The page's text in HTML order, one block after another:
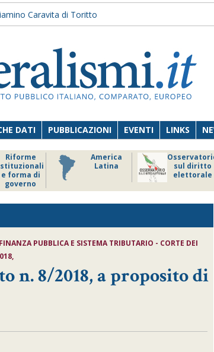
Caravita di Toritto
DATI PUBBLICAZIONI EVENTI LINKS
Riforme
e forma di
governo
America
Latina
sul diritto
elettorale
PUBBLICA E SISTEMA TRIBUTARIO - CORTE DEI
n. 8/2018, a proposito di